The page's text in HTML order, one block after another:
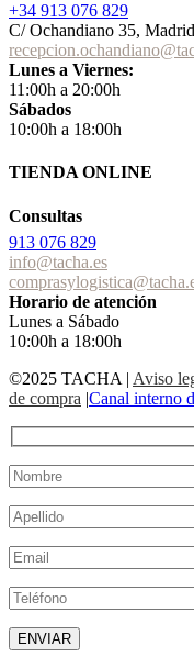
+34 913 076 829
C/ Ochandiano 35, Madrid
Lunes a Viernes:
11:00h a 20:00h
Sábados
10:00h a 18:00h
TIENDA ONLINE
Consultas
913 076 829
info@tacha.es
Horario de atención
Lunes a Sábado
10:00h a 18:00h
©2025 TACHA | Aviso
de compra |Canal interno